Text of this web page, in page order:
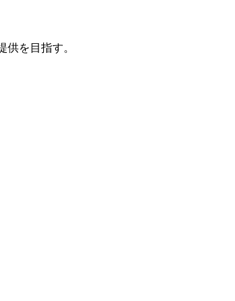
を目指す。